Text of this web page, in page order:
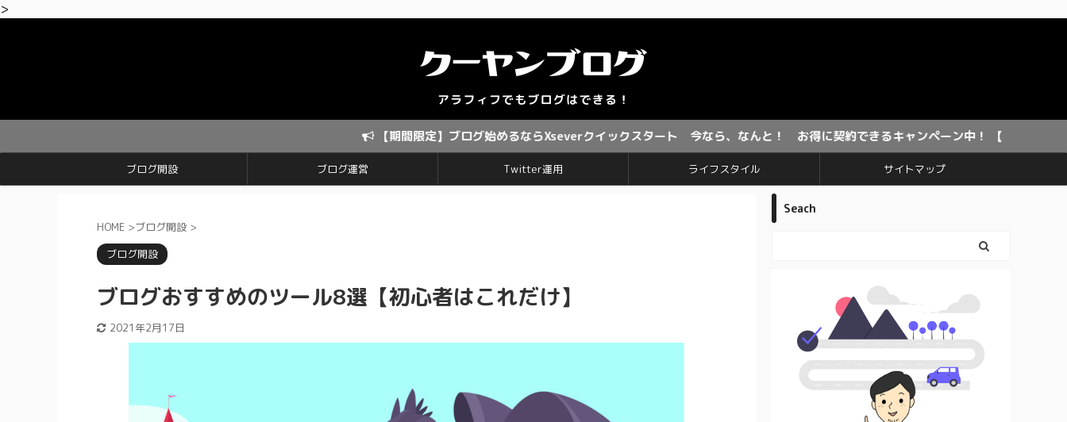
>
【期間限定】ブログ始めるならXseverクイックスタート 今なら、なんと！ お得に契約できるキャンペーン中！ 【期間限定】
ブログ開設 ブログ運営 Twitter運用 ライフスタイル サイトマップ
HOME >ブログ開設 >
ブログ開設
ブログおすすめのツール8選【初心者はこれだけ】
2021年2月17日
Seach